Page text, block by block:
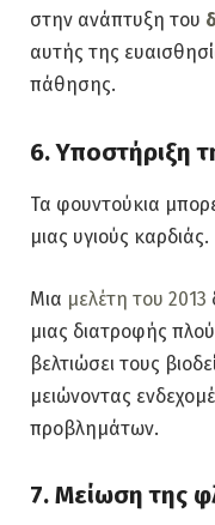
στην ανάπτυξη του
αυτής της
πάθησης.
6. Υποστήριξη
Τα φουντούκια
μιας υγιούς καρδιάς.
Μια μελέτη του 2013
μιας διατροφής
βελτιώσει τους
μειώνοντας
προβλημάτων.
7. Μείωση της